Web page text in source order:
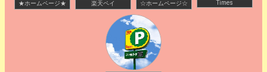
★ホームページ★ 楽天ペイ ☆ホームページ☆ Times